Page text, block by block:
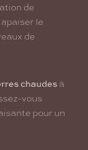
de
le
de
chaudes à
vous
pour un